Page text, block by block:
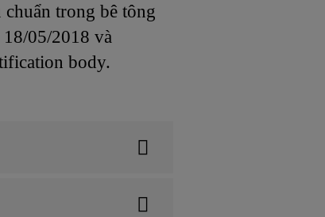
trong bê tông
05/2018 và
body.